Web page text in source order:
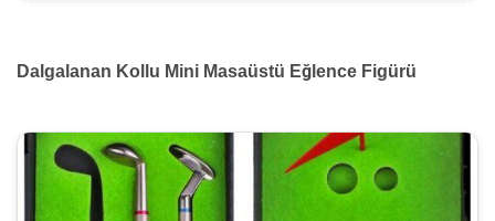
Dalgalanan Kollu Mini Masaüstü Eğlence Figürü